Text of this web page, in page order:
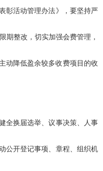
彰活动管理办法》，要坚持严
整改，切实加强会费管理，
动降低盈余较多收费项目的收
全换届选举、议事决策、人事
公开登记事项、章程、组织机